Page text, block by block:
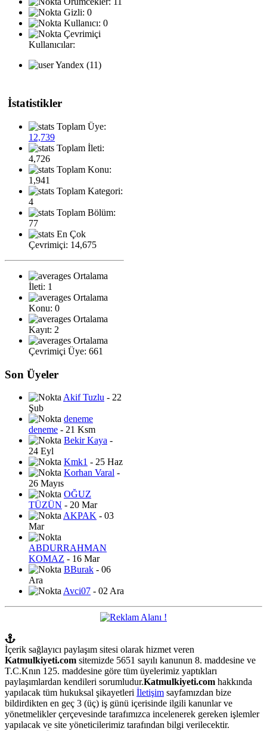
Gizli: 0
Kullanıcı: 0
Çevrimiçi
Kullanıcılar:
Yandex (11)
İstatistikler
Toplam Üye:
12,739
Toplam İleti:
4,726
Toplam Konu:
1,941
Toplam Kategori:
4
Toplam Bölüm:
77
En Çok
Çevrimiçi: 14,675
Ortalama
İleti: 1
Ortalama
Konu: 0
Ortalama
Kayıt: 2
Ortalama
Çevrimiçi Üye: 661
Son Üyeler
Akif Tuzlu - 22
Şub
deneme
deneme - 21 Ksm
Bekir Kaya -
24 Eyl
Kmk1 - 25 Haz
Korhan Varal -
26 Mayıs
OĞUZ
TÜZÜN - 20 Mar
AKPAK - 03
Mar
ABDURRAHMAN
KOMAZ - 16 Mar
BBurak - 06
Ara
Avci07 - 02 Ara
İçerik sağlayıcı paylaşım sitesi olarak hizmet veren
Katmulkiyeti.com sitemizde 5651 sayılı kanunun 8. maddesine ve
T.C.Knın 125. maddesine göre tüm üyelerimiz yaptıkları
paylaşımlardan kendileri sorumludur.Katmulkiyeti.com hakkında
yapılacak tüm hukuksal şikayetleri İletişim sayfamızdan bize
bildirdikten en geç 3 (üç) iş günü içerisinde ilgili kanunlar ve
yönetmelikler çerçevesinde tarafımızca incelenerek gereken işlemler
yapılacak ve site yöneticilerimiz tarafından bilgi verilecektir.